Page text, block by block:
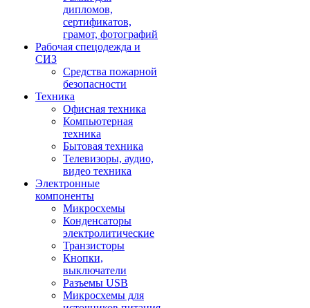
дипломов,
сертификатов,
грамот, фотографий
Рабочая спецодежда и
СИЗ
Средства пожарной
безопасности
Техника
Офисная техника
Компьютерная
техника
Бытовая техника
Телевизоры, аудио,
видео техника
Электронные
компоненты
Микросхемы
Конденсаторы
электролитические
Транзисторы
Кнопки,
выключатели
Разъемы USB
Микросхемы для